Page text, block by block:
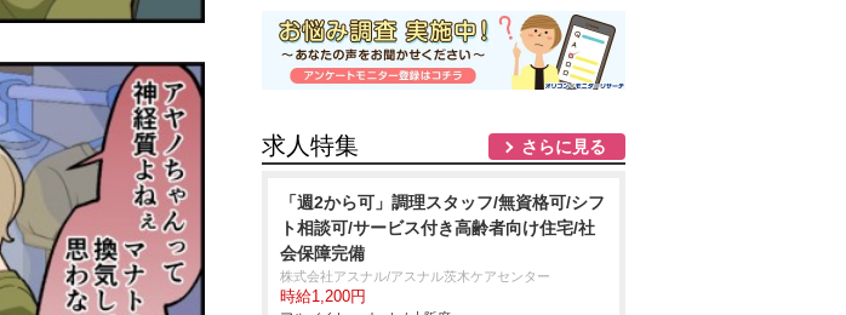
求人特集 さらに見る
「週2から可」調理スタッフ/無資格可/シフ
ト相談可/サービス付き高齢者向け住宅/社
会保障完備
株式会社アスナル/アスナル茨木ケアセンター
時給1,200円